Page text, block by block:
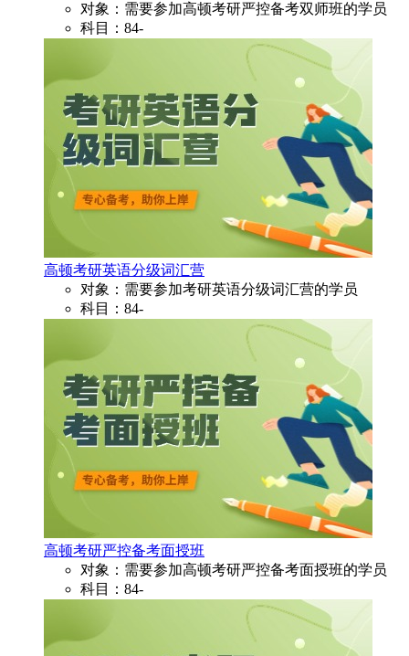
对象：需要参加高顿考研严控备考双师班的学员
科目：84-
高顿考研英语分级词汇营
对象：需要参加考研英语分级词汇营的学员
科目：84-
高顿考研严控备考面授班
对象：需要参加高顿考研严控备考面授班的学员
科目：84-